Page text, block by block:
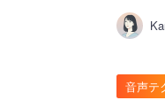
音声テ